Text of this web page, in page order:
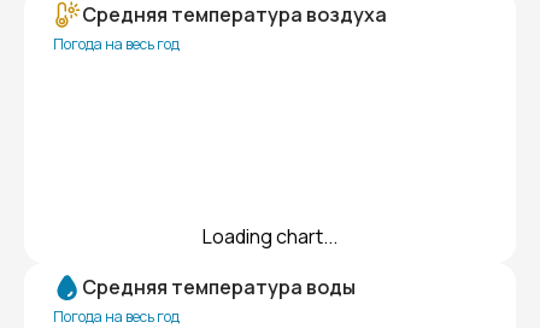
Средняя температура воздуха
Погода на весь год
Loading chart...
Средняя температура воды
Погода на весь год